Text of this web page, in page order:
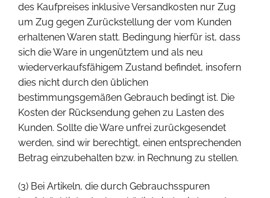
des Kaufpreises inklusive Versandkosten nur Zug
um Zug gegen Zurückstellung der vom Kunden
erhaltenen Waren statt. Bedingung hierfür ist, dass
sich die Ware in ungenütztem und als neu
wiederverkaufsfähigem Zustand befindet, insofern
dies nicht durch den üblichen
bestimmungsgemäßen Gebrauch bedingt ist. Die
Kosten der Rücksendung gehen zu Lasten des
Kunden. Sollte die Ware unfrei zurückgesendet
werden, sind wir berechtigt, einen entsprechenden
Betrag einzubehalten bzw. in Rechnung zu stellen.
(3) Bei Artikeln, die durch Gebrauchsspuren